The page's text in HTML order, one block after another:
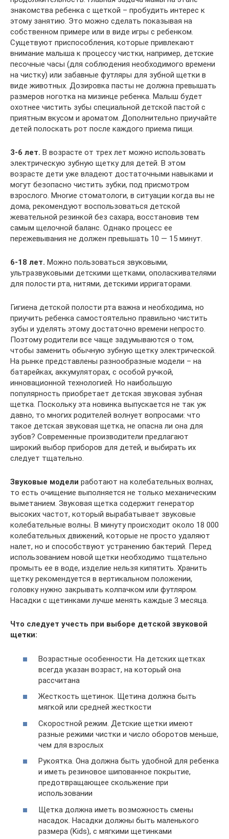
знакомства ребенка с щеткой – пробудить интерес к
этому занятию. Это можно сделать показывая на
собственном примере или в виде игры с ребенком.
Сущетвуют приспособления, которые привлекают
внимание малыша к процессу чистки, например, детские
песочные часы (для соблюдения необходимого времени
на чистку) или забавные футляры для зубной щетки в
виде животных. Дозировка пасты не должна превышать
размеров ноготка на мизинце ребенка. Малыш будет
охотнее чистить зубы специальной детской пастой с
приятным вкусом и ароматом. Дополнительно приучайте
детей полоскать рот после каждого приема пищи.
3-6 лет. В возрасте от трех лет можно использовать
электрическую зубную щетку для детей. В этом
возрасте дети уже владеют достаточными навыками и
могут безопасно чистить зубки, под присмотром
взрослого. Многие стоматологи, в ситуации когда вы не
дома, рекомендуют воспользоваться детской
жевательной резинкой без сахара, восстановив тем
самым щелочной баланс. Однако процесс ее
пережевывания не должен превышать 10 — 15 минут.
6-18 лет. Можно пользоваться звуковыми,
ультразвуковыми детскими щетками, ополаскивателями
для полости рта, нитями, детскими ирригаторами.
Гигиена детской полости рта важна и необходима, но
приучить ребенка самостоятельно правильно чистить
зубы и уделять этому достаточно времени непросто.
Поэтому родители все чаще задумываются о том,
чтобы заменить обычную зубную щетку электрической.
На рынке представлены разнообразные модели – на
батарейках, аккумуляторах, с особой ручкой,
инновационной технологией. Но наибольшую
популярность приобретает детская звуковая зубная
щетка. Поскольку эта новинка выпускается не так уж
давно, то многих родителей волнует вопросами: что
такое детская звуковая щетка, не опасна ли она для
зубов? Современные производители предлагают
широкий выбор приборов для детей, и выбирать их
следует тщательно.
Звуковые модели работают на колебательных волнах,
то есть очищение выполняется не только механическим
выметанием. Звуковая щетка содержит генератор
высоких частот, который вырабатывает звуковые
колебательные волны. В минуту происходит около 18 000
колебательных движений, которые не просто удаляют
налет, но и способствуют устранению бактерий. Перед
использованием новой щетки необходимо тщательно
промыть ее в воде, изделие нельзя кипятить. Хранить
щетку рекомендуется в вертикальном положении,
головку нужно закрывать колпачком или футляром.
Насадки с щетинками лучше менять каждые 3 месяца.
Что следует учесть при выборе детской звуковой
щетки:
Возрастные особенности. На детских щетках
всегда указан возраст, на который она
рассчитана
Жесткость щетинок. Щетина должна быть
мягкой или средней жесткости
Скоростной режим. Детские щетки имеют
разные режими чистки и число оборотов меньше,
чем для взрослых
Рукоятка. Она должна быть удобной для ребенка
и иметь резиновое шипованное покрытие,
предотвращающее скольжение при
использовании
Щетка должна иметь возможность смены
насадок. Насадки должны быть маленького
размера (Kids), с мягкими щетинками